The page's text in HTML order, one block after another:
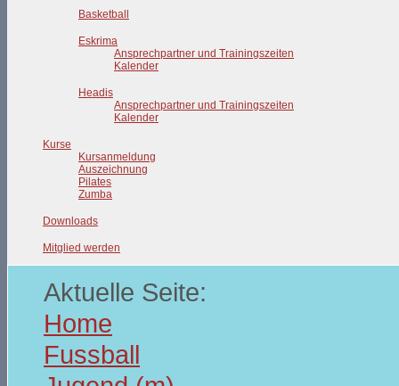
Basketball
Eskrima
Ansprechpartner und Trainingszeiten
Kalender
Headis
Ansprechpartner und Trainingszeiten
Kalender
Kurse
Kursanmeldung
Auszeichnung
Pilates
Zumba
Downloads
Mitglied werden
Aktuelle Seite:
Home
Fussball